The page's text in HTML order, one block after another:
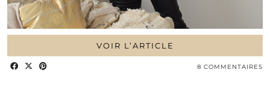
VOIR L’ARTICLE
8 COMMENTAIRES